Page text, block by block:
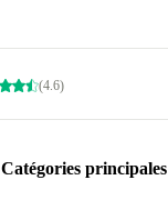
(4.6)
Catégories principales